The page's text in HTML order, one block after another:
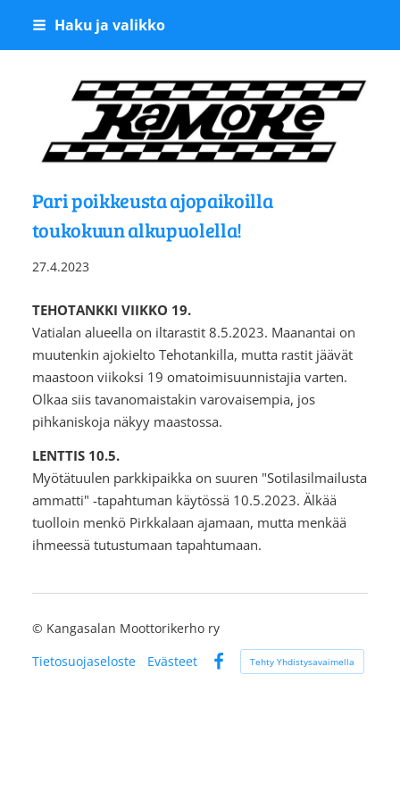
Siirry
Haku ja valikko
Kangasalan
Pari poikkeusta ajopaikoilla
toukokuun alkupuolella!
27.4.2023
TEHOTANKKI VIIKKO 19.
Vatialan alueella on iltarastit 8.5.2023. Maanantai on
muutenkin ajokielto Tehotankilla, mutta rastit jäävät
maastoon viikoksi 19 omatoimisuunnistajia varten.
Olkaa siis tavanomaistakin varovaisempia, jos
pihkaniskoja näkyy maastossa.
LENTTIS 10.5.
Myötätuulen parkkipaikka on suuren "Sotilasilmailusta
ammatti" -tapahtuman käytössä 10.5.2023. Älkää
tuolloin menkö Pirkkalaan ajamaan, mutta menkää
ihmeessä tutustumaan tapahtumaan.
© Kangasalan Moottorikerho ry
Tietosuojaseloste
Evästeet
Facebook
Tehty Yhdistysavaimella